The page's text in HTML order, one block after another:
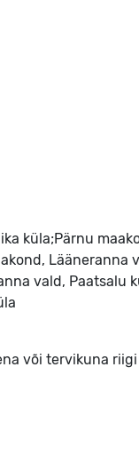
küla;Pärnu
Lääneranna
vald, Paatsalu
või tervikuna